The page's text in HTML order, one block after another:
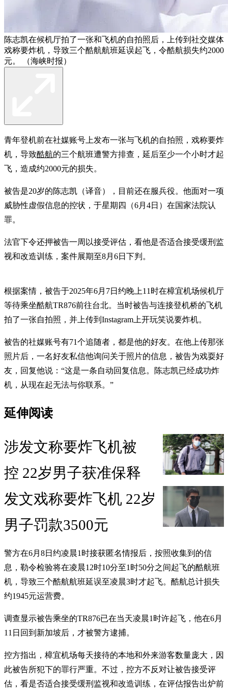
陈志凯在候机厅拍了一张和飞机的自拍照后，上传到社交媒体
戏称要炸机，导致三个酷航航班延误起飞，令酷航损失约2000
元。 （海峡时报）
青年登机前在社媒账号上发布一张与飞机的自拍照，戏称要炸
机，导致酷航的三个航班遭警方排查，延后至少一个小时才起
飞，造成约2000元的损失。
被告是20岁的陈志凯（译音），目前还在服兵役。他面对一项
威胁性虚假信息的控状，于星期四（6月4日）在国家法院认
罪。
法官下令还押被告一周以接受评估，看他是否适合接受缓刑监
视和改造训练，案件展期至8月6日下判。
根据案情，被告于2025年6月7日约晚上11时在樟宜机场候机厅
等待乘坐酷航TR876前往台北。当时被告与连接登机桥的飞机
拍了一张自拍照，并上传到Instagram上开玩笑说要炸机。
被告的社媒账号有71个追随者，都是他的好友。在他上传那张
照片后，一名好友私信他询问关于照片的信息，被告为戏耍好
友，回复他说：“这是一条自动回复信息。陈志凯已经成功炸
机，从现在起无法与你联系。”
延伸阅读
涉发文称要炸飞机被
控 22岁男子获准保释
发文戏称要炸飞机 22岁
男子罚款3500元
警方在6月8日约凌晨1时接获匿名情报后，按照收集到的信
息，勒令检验将在凌晨12时10分至1时50分之间起飞的酷航班
机，导致三个酷航航班延误至凌晨3时才起飞。酷航总计损失
约1945元运营费。
调查显示被告乘坐的TR876已在当天凌晨1时许起飞，他在6月
11日回到新加坡后，才被警方逮捕。
控方指出，樟宜机场每天接待的本地和外来游客数量庞大，因
此被告所犯下的罪行严重。不过，控方不反对让被告接受评
估，看是否适合接受缓刑监视和改造训练，在评估报告出炉前